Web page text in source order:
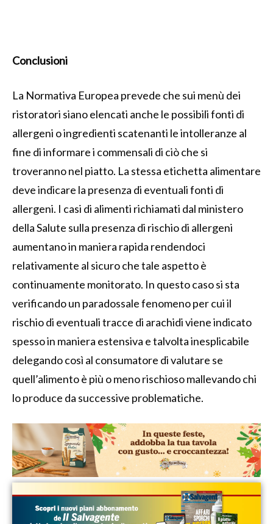
Conclusioni
La Normativa Europea prevede che sui menù dei
ristoratori siano elencati anche le possibili fonti di
allergeni o ingredienti scatenanti le intolleranze al
fine di informare i commensali di ciò che si
troveranno nel piatto. La stessa etichetta alimentare
deve indicare la presenza di eventuali fonti di
allergeni. I casi di alimenti richiamati dal ministero
della Salute sulla presenza di rischio di allergeni
aumentano in maniera rapida rendendoci
relativamente al sicuro che tale aspetto è
continuamente monitorato. In questo caso si sta
verificando un paradossale fenomeno per cui il
rischio di eventuali tracce di arachidi viene indicato
spesso in maniera estensiva e talvolta inesplicabile
delegando così al consumatore di valutare se
quell’alimento è più o meno rischioso mallevando chi
lo produce da successive problematiche.